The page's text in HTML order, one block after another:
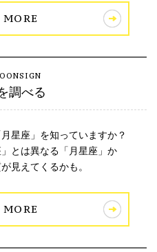
調べる
星座」を知っていますか？
とは異なる「月星座」か
見えてくるかも。